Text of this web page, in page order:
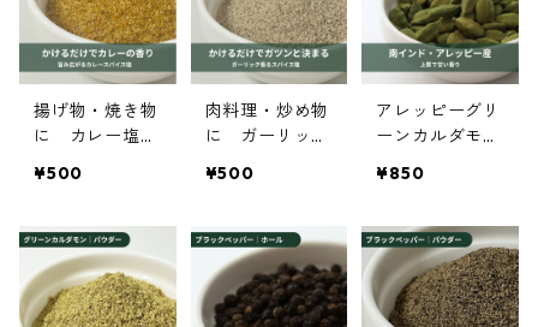
揚げ物・焼き物
に カレー塩｜
ージーシリーズ
¥500
肉料理・炒め物
に ガーリック
ice roomイー
¥500
アレッピーグリ
ーンカルダモ
25ｇ【オーガニ
¥850